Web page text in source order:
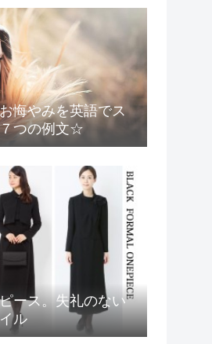
悔やみを英語でス
つの例文☆
ース。失礼のない
ル